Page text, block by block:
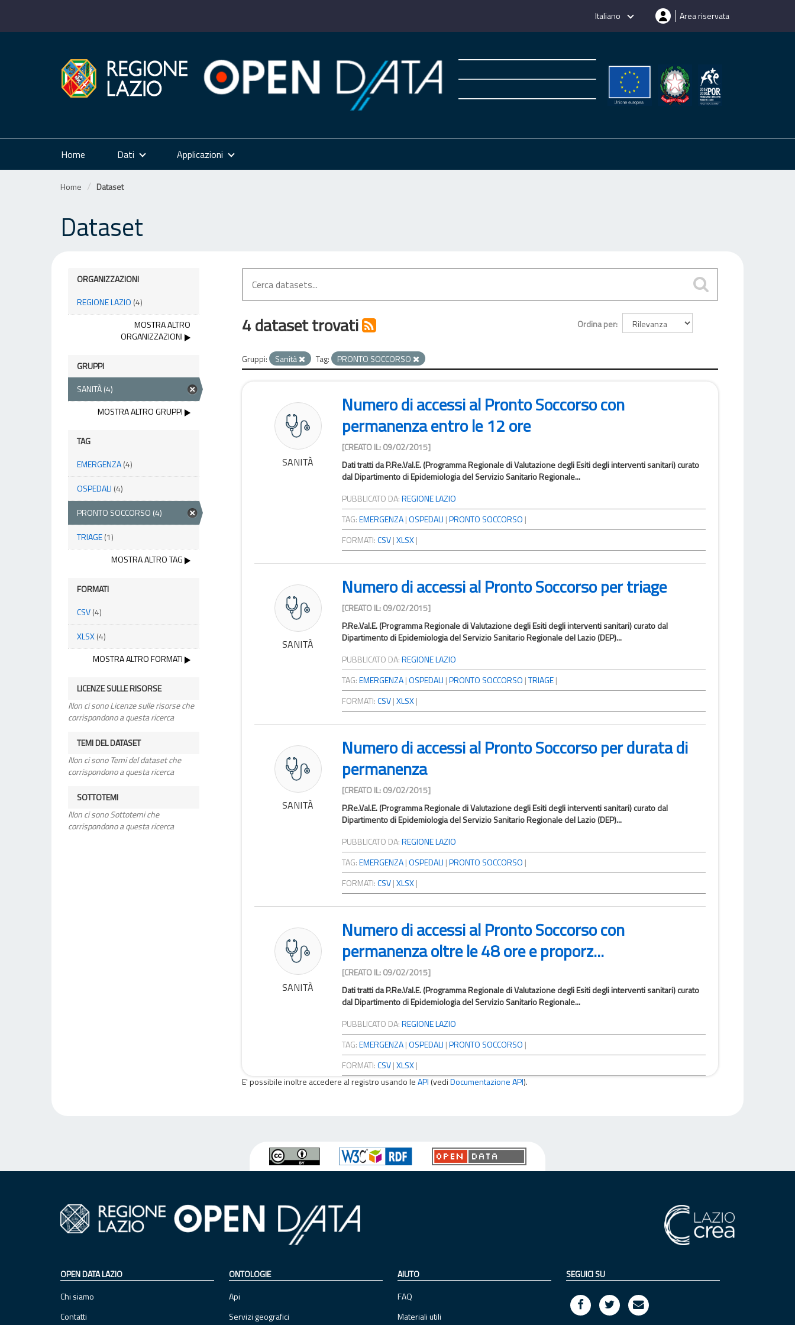
Italiano Area riservata
Home Dati Applicazioni
Home Dataset
Dataset
ORGANIZZAZIONI
REGIONE LAZIO (4)
MOSTRA ALTRO
ORGANIZZAZIONI
GRUPPI
SANITÀ(4)
MOSTRA ALTRO GRUPPI
TAG
EMERGENZA(4)
OSPEDALI (4)
PRONTO SOCCORSO (4)
TRIAGE(1)
MOSTRA ALTRO TAG
FORMATI
CSV(4)
XLSX(4)
MOSTRA ALTRO FORMATI
LICENZE SULLE RISORSE
Non ci sono Licenze sulle risorse che
corrispondono a questa ricerca
TEMI DEL DATASET
Non ci sono Temi del dataset che
corrispondono a questa ricerca
SOTTOTEMI
Non ci sono Sottotemi che
corrispondono a questa ricerca
Ordina per
4 dataset trovati
Gruppi: Sanità Tag: PRONTO SOCCORSO
SANITÀ
Numero di accessi al Pronto Soccorso con
permanenza entro le 12 ore
[CREATO IL: 09/02/2015]
Dati tratti da P.Re.Val.E. (Programma Regionale di Valutazione degli Esiti degli interventi sanitari) curato
dal Dipartimento di Epidemiologia del Servizio Sanitario Regionale...
PUBBLICATO DA:REGIONE LAZIO
TAG:EMERGENZA |OSPEDALI |PRONTO SOCCORSO |
FORMATI:CSV |XLSX |
SANITÀ
Numero di accessi al Pronto Soccorso per triage
[CREATO IL: 09/02/2015]
P.Re.Val.E. (Programma Regionale di Valutazione degli Esiti degli interventi sanitari) curato dal
Dipartimento di Epidemiologia del Servizio Sanitario Regionale del Lazio (DEP)...
PUBBLICATO DA:REGIONE LAZIO
TAG:EMERGENZA |OSPEDALI |PRONTO SOCCORSO |TRIAGE |
FORMATI:CSV |XLSX |
SANITÀ
Numero di accessi al Pronto Soccorso per durata di
permanenza
[CREATO IL: 09/02/2015]
P.Re.Val.E. (Programma Regionale di Valutazione degli Esiti degli interventi sanitari) curato dal
Dipartimento di Epidemiologia del Servizio Sanitario Regionale del Lazio (DEP)...
PUBBLICATO DA:REGIONE LAZIO
TAG:EMERGENZA |OSPEDALI |PRONTO SOCCORSO |
FORMATI:CSV |XLSX |
SANITÀ
Numero di accessi al Pronto Soccorso con
permanenza oltre le 48 ore e proporz...
[CREATO IL: 09/02/2015]
Dati tratti da P.Re.Val.E. (Programma Regionale di Valutazione degli Esiti degli interventi sanitari) curato
dal Dipartimento di Epidemiologia del Servizio Sanitario Regionale...
PUBBLICATO DA:REGIONE LAZIO
TAG:EMERGENZA |OSPEDALI |PRONTO SOCCORSO |
FORMATI:CSV |XLSX |
E' possibile inoltre accedere al registro usando leAPI (vediDocumentazione API).
OPEN DATA LAZIO
Chi siamo
Contatti
ONTOLOGIE
Api
Servizi geografici
AIUTO
FAQ
Materiali utili
SEGUICI SU